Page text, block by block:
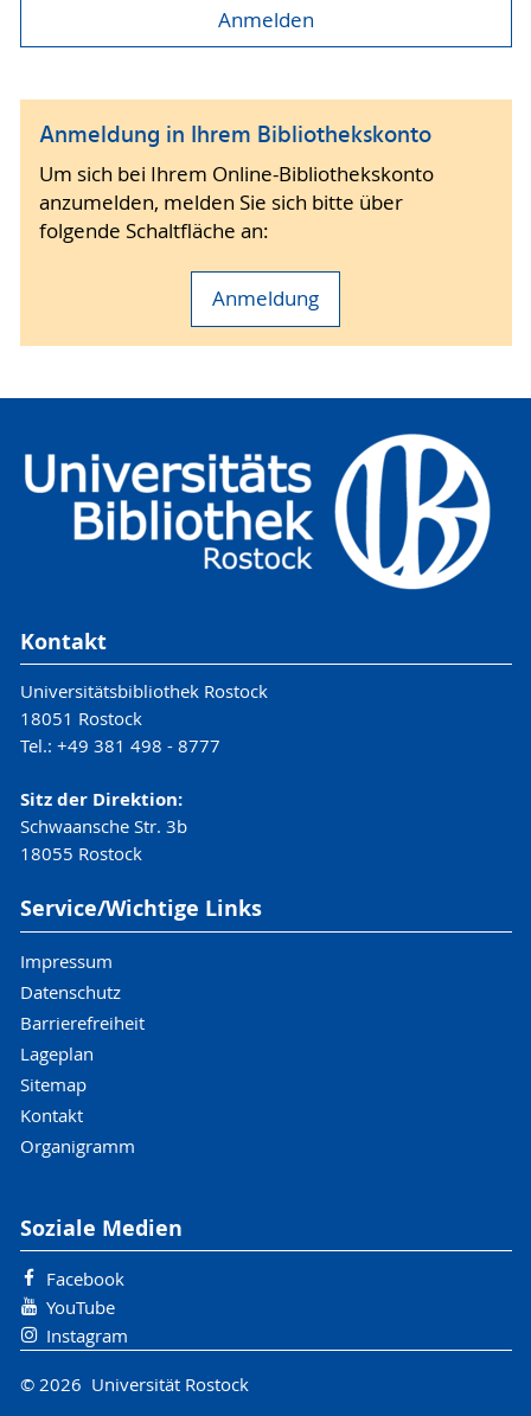
Anmeldung in Ihrem Bibliothekskonto
Um sich bei Ihrem Online-Bibliothekskonto
anzumelden, melden Sie sich bitte über
folgende Schaltfläche an:
Anmeldung
Kontakt
Universitätsbibliothek Rostock
18051 Rostock
Tel.: +49 381 498 - 8777
Sitz der Direktion:
Schwaansche Str. 3b
18055 Rostock
Service/Wichtige Links
Impressum
Datenschutz
Barrierefreiheit
Lageplan
Sitemap
Kontakt
Organigramm
Soziale Medien
Facebook
YouTube
Instagram
© 2026 Universität Rostock